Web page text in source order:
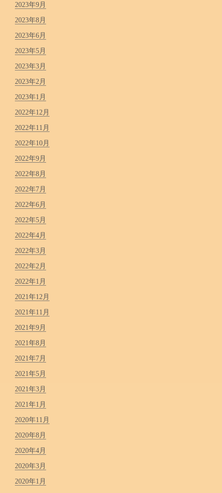
2023年9月
2023年8月
2023年6月
2023年5月
2023年3月
2023年2月
2023年1月
2022年12月
2022年11月
2022年10月
2022年9月
2022年8月
2022年7月
2022年6月
2022年5月
2022年4月
2022年3月
2022年2月
2022年1月
2021年12月
2021年11月
2021年9月
2021年8月
2021年7月
2021年5月
2021年3月
2021年1月
2020年11月
2020年8月
2020年4月
2020年3月
2020年1月